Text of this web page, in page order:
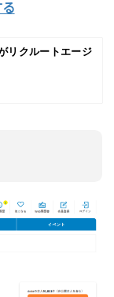
リクルートエージ